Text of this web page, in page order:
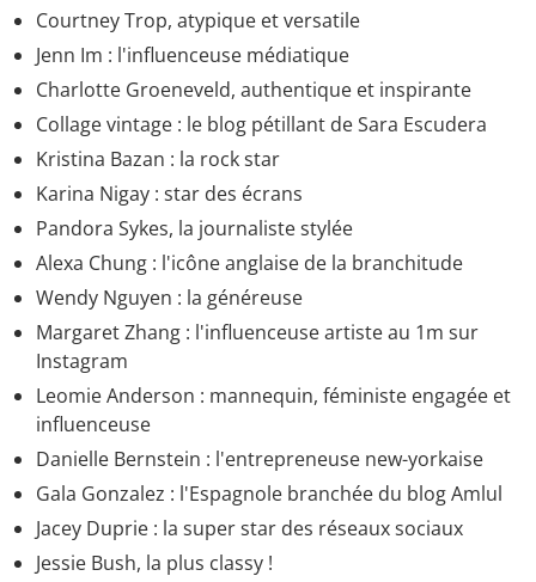
Courtney Trop, atypique et versatile
Jenn Im : l'influenceuse médiatique
Charlotte Groeneveld, authentique et inspirante
Collage vintage : le blog pétillant de Sara Escudera
Kristina Bazan : la rock star
Karina Nigay : star des écrans
Pandora Sykes, la journaliste stylée
Alexa Chung : l'icône anglaise de la branchitude
Wendy Nguyen : la généreuse
Margaret Zhang : l'influenceuse artiste au 1m sur
Instagram
Leomie Anderson : mannequin, féministe engagée et
influenceuse
Danielle Bernstein : l'entrepreneuse new-yorkaise
Gala Gonzalez : l'Espagnole branchée du blog Amlul
Jacey Duprie : la super star des réseaux sociaux
Jessie Bush, la plus classy !